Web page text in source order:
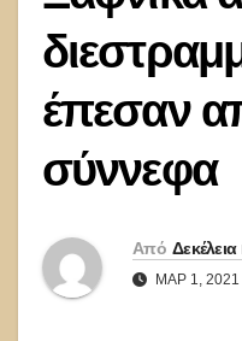
έπεσαν
σύννεφα
Από
ΜΑΡ 1, 2021